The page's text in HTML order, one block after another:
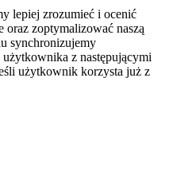
lepiej zrozumieć i ocenić
oraz zoptymalizować naszą
synchronizujemy
z następującymi
użytkownik korzysta już z